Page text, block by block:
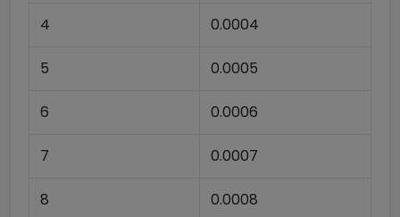
4 0.0004
5 0.0005
6 0.0006
7 0.0007
8 0.0008